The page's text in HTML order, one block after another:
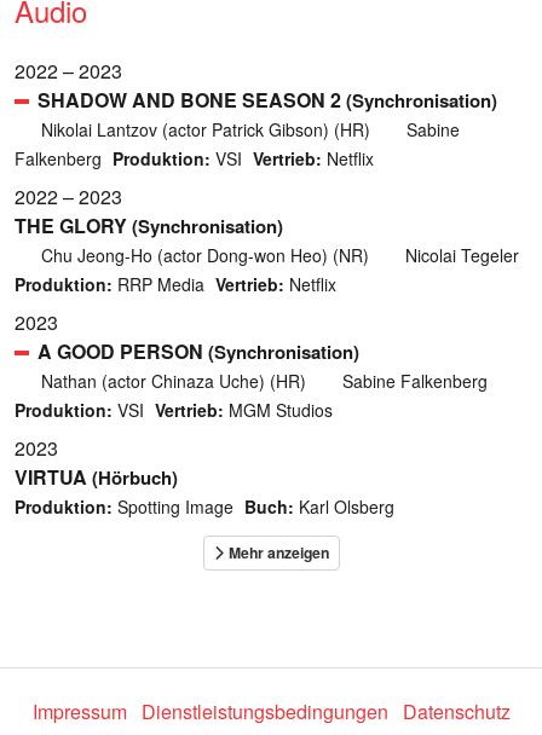
Audio
2022 – 2023
SHADOW AND BONE SEASON 2(Synchronisation)
Nikolai Lantzov (actor Patrick Gibson) (HR)
Sabine
Falkenberg Produktion: VSI Vertrieb: Netflix
2022 – 2023
THE GLORY(Synchronisation)
Chu Jeong-Ho (actor Dong-won Heo) (NR)
Nicolai Tegeler
Produktion: RRP Media Vertrieb: Netflix
2023
A GOOD PERSON (Synchronisation)
Nathan (actor Chinaza Uche) (HR)
Sabine Falkenberg
Produktion: VSI Vertrieb: MGM Studios
2023
VIRTUA (Hörbuch)
Produktion: Spotting Image Buch: Karl Olsberg
Impressum Dienstleistungsbedingungen Datenschutz